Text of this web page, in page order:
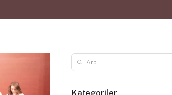
Kategoriler